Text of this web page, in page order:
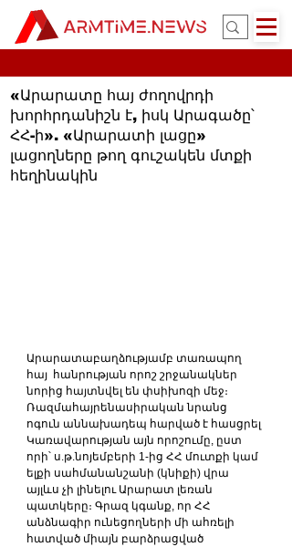
«Արարատը հայ ժողովրդի
խորհրդանիշն է, իսկ Արագածը՝
ՀՀ-ի». «Արարատի լացը»
լացողները թող գուշակեն մտքի
հեղինակին
Արարատաբաղձությամբ տառապող
հայ  հանրության որոշ շրջանակներ
նորից հայտնվել են փսիխոզի մեջ։
Ռազմահայրենասիրական նրանց
ոգուն աննախադեպ հարված է հասցրել
Կառավարության այն որոշումը, ըստ
որի՝ ս.թ.նոյեմբերի 1-ից ՀՀ մուտքի կամ
ելքի սահմանանշանի (կնիքի) վրա
այլևս չի լինելու Արարատ լեռան
պատկերը։ Գրազ կգանք, որ ՀՀ
անձնագիր ունեցողների մի ահռելի
հատված միայն բարձրացված